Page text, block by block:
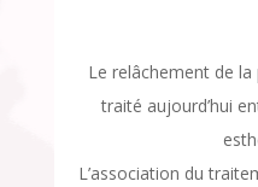
Le relâchement de
traité aujourd’hui
L’association du